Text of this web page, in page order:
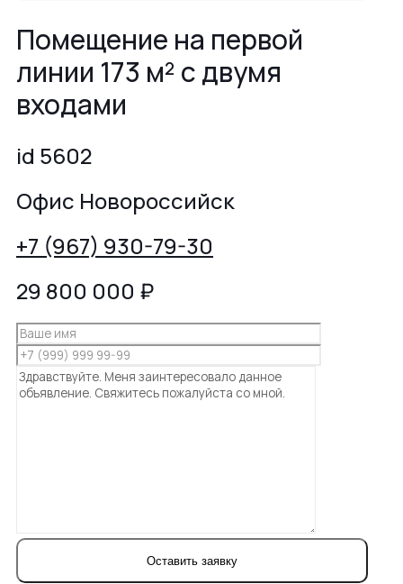
Помещение на первой
линии 173 м² с двумя
входами
id 5602
Офис Новороссийск
+7 (967) 930-79-30
29 800 000 ₽